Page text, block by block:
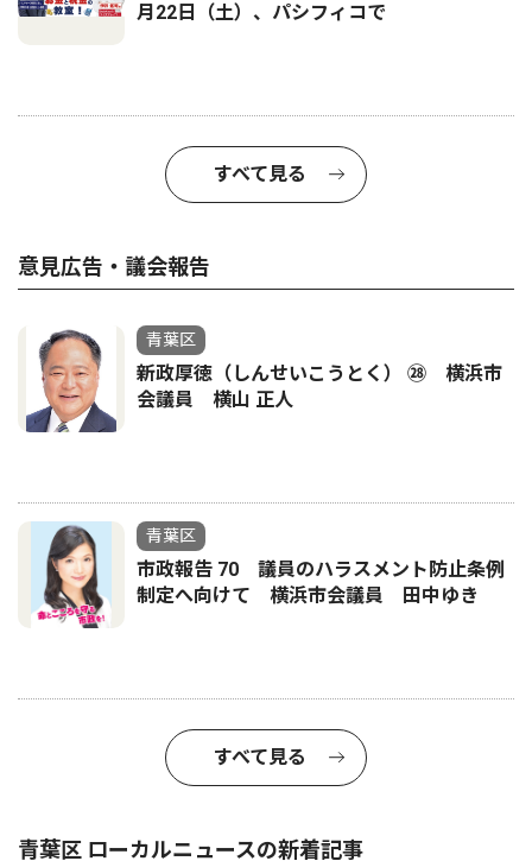
月22日（土）、パシフィコで
すべて見る
意見広告・議会報告
青葉区
新政厚徳（しんせいこうとく） ㉘ 横浜市
会議員 横山 正人
青葉区
市政報告 70 議員のハラスメント防止条例
制定へ向けて 横浜市会議員 田中ゆき
すべて見る
青葉区 ローカルニュースの新着記事